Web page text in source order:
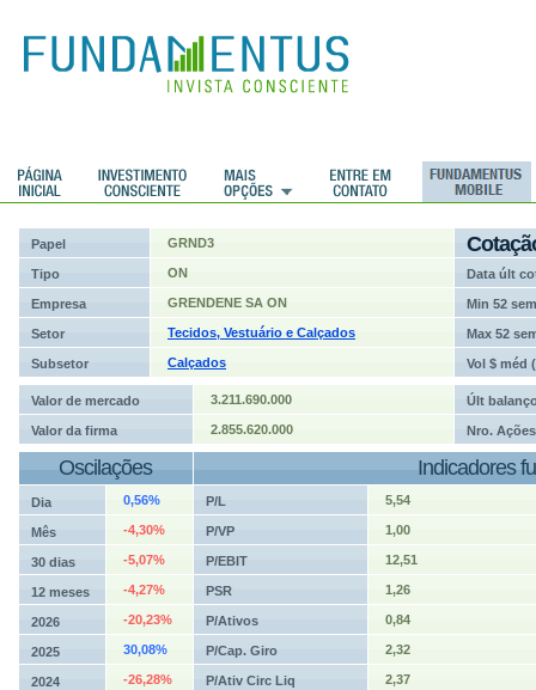
Papel GRND3
Tipo ON Data últ
Empresa GRENDENE SA ON Min 52 sem
Setor Tecidos, Vestuário e Calçados Max 52
Subsetor Calçados Vol $ méd
Valor de mercado 3.211.690.000 Últ
Valor da firma 2.855.620.000 Nro. Ações
Oscilações Indicadores
Dia 0,56% P/L 5,54
Mês -4,30% P/VP 1,00
30 dias -5,07% P/EBIT 12,51
12 meses -4,27% PSR 1,26
2026 -20,23% P/Ativos 0,84
2025 30,08% P/Cap. Giro 2,32
2024 -26,28% P/Ativ Circ Liq 2,37